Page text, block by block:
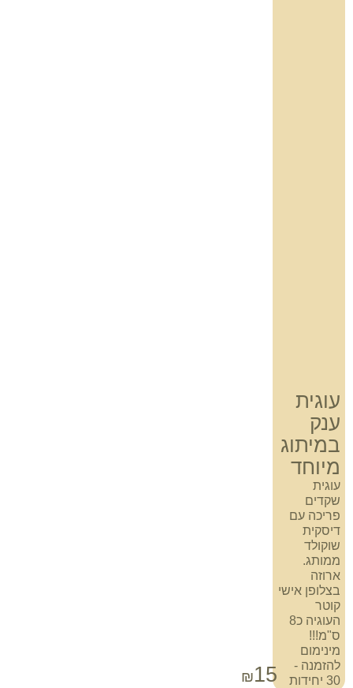
עוגית
ענק
במיתוג
מיוחד
עוגית
שקדים
פריכה עם
דיסקית
שוקולד
ממותג.
ארוזה
בצלופן אישי
קוטר
העוגיה כ8
ס"מ!!!
מינימום
להזמנה -
30 יחידות
₪15